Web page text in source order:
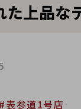
た上品な
#表参道1号店